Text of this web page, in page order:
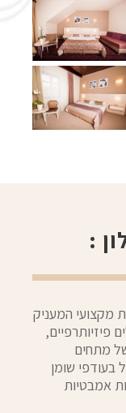
:
מקצועי המעניק
פיזיותרפיים,
מתחים
בעודפי שומן
אמבטיות